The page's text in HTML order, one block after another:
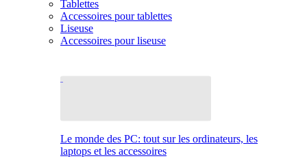
Tablettes
Accessoires pour tablettes
Liseuse
Accessoires pour liseuse
Le monde des PC: tout sur les ordinateurs, les
laptops et les accessoires